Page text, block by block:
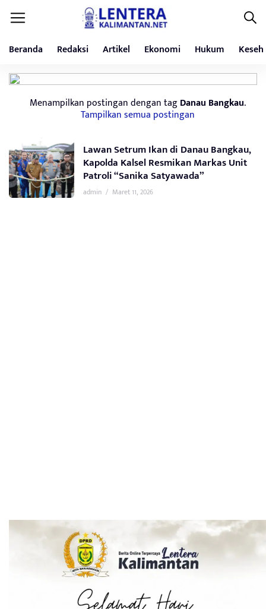
Beranda Redaksi Artikel Ekonomi Hukum
Menampilkan postingan dengan tagDanau Bangkau.
Tampilkan semua postingan
Lawan Setrum Ikan di Danau Bangkau,
Kapolda Kalsel Resmikan Markas Unit
Patroli “Sanika Satyawada”
admin / Maret 11, 2026